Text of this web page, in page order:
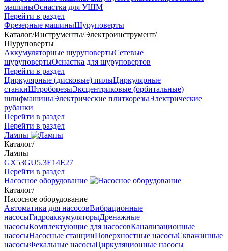
машиныОснастка для УШМ
Перейти в раздел
Фрезерные машиныШуруповерты
Каталог/Инструменты/Электроинструмент/
Шуруповерты
Аккумуляторные шуруповертыСетевые
шуруповертыОснастка для шуруповертов
Перейти в раздел
Циркулярные (дисковые) пилыЦиркулярные
станкиШтроборезыЭксцентриковые (орбитальные)
шлифмашиныЭлектрические плиткорезыЭлектрические
рубанки
Перейти в раздел
Перейти в раздел
Лампы
Каталог/
Лампы
GX53GU5.3Е14Е27
Перейти в раздел
Насосное оборудование
Каталог/
Насосное оборудование
Автоматика для насосовВибрационные
насосыГидроаккумуляторыДренажные
насосыКомплектующие для насосовКанализационные
насосыНасосные станцииПоверхностные насосыСкважинные
насосыФекальные насосыЦиркуляционные насосы